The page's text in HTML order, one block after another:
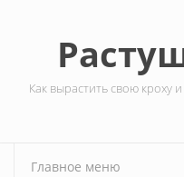
Как вырастить свою кроху